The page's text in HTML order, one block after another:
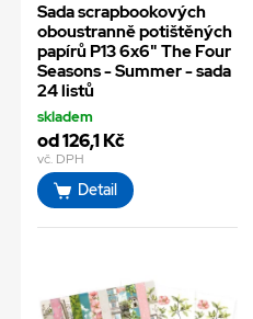
Sada scrapbookových
oboustranně potištěných
papírů P13 6x6" The Four
Seasons - Summer - sada
24 listů
skladem
od 126,1 Kč
vč. DPH
Detail